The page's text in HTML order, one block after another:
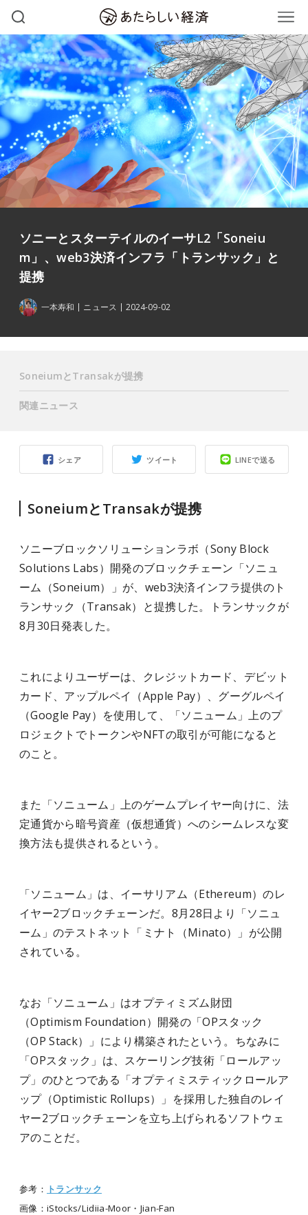
ソニーとスターテイルのイーサL2「Soneiu
m」、web3決済インフラ「トランサック」と
提携
一本寿和 ニュース 2024-09-02
シェア ツイート LINEで送る
SoneiumとTransakが提携
ソニーブロックソリューションラボ（Sony Block
Solutions Labs）開発のブロックチェーン「ソニュ
ーム（Soneium）」が、web3決済インフラ提供のト
ランサック（Transak）と提携した。トランサックが
8月30日発表した。
これによりユーザーは、クレジットカード、デビット
カード、アップルペイ（Apple Pay）、グーグルペイ
（Google Pay）を使用して、「ソニューム」上のプ
ロジェクトでトークンやNFTの取引が可能になると
のこと。
また「ソニューム」上のゲームプレイヤー向けに、法
定通貨から暗号資産（仮想通貨）へのシームレスな変
換方法も提供されるという。
「ソニューム」は、イーサリアム（Ethereum）のレ
イヤー2ブロックチェーンだ。8月28日より「ソニュ
ーム」のテストネット「ミナト（Minato）」が公開
されている。
なお「ソニューム」はオプティミズム財団
（Optimism Foundation）開発の「OPスタック
（OP Stack）」により構築されたという。ちなみに
「OPスタック」は、スケーリング技術「ロールアッ
プ」のひとつである「オプティミスティックロールア
ップ（Optimistic Rollups）」を採用した独自のレイ
ヤー2ブロックチェーンを立ち上げられるソフトウェ
アのことだ。
参考： トランサック
画像：iStocks/Lidiia-Moor・Jian-Fan
SoneiumとTransakが提携
関連ニュース